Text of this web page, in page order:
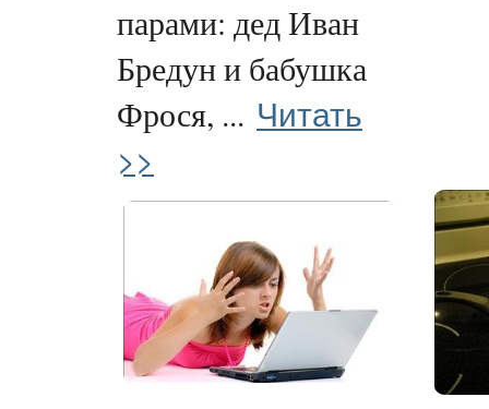
парами: дед Иван
Бредун и бабушка
Фрося, ... Читать
>>